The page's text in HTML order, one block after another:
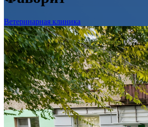
Ветеринарная клиника